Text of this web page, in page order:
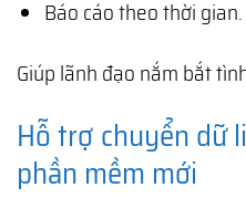
Báo cáo theo thời gian.
Giúp lãnh đạo nắm bắt
Hỗ trợ chuyển dữ
phần mềm mới